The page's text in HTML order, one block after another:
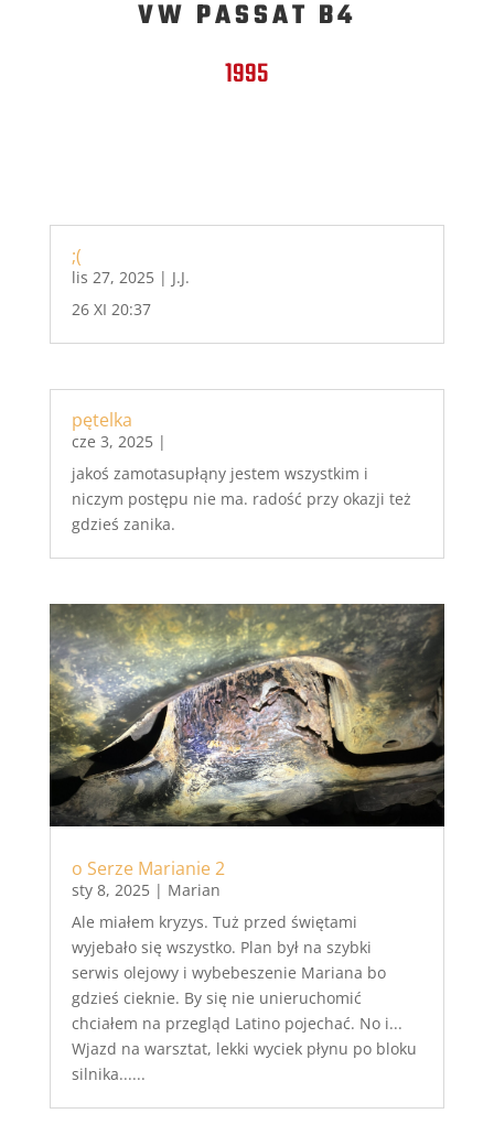
VW PASSAT B4
1995
;(
lis 27, 2025| J.J.
26 XI 20:37
pętelka
cze 3, 2025|
jakoś zamotasupłąny jestem wszystkim i
niczym postępu nie ma. radość przy okazji też
gdzieś zanika.
o Serze Marianie 2
sty 8, 2025| Marian
Ale miałem kryzys. Tuż przed świętami
wyjebało się wszystko. Plan był na szybki
serwis olejowy i wybebeszenie Mariana bo
gdzieś cieknie. By się nie unieruchomić
chciałem na przegląd Latino pojechać. No i...
Wjazd na warsztat, lekki wyciek płynu po bloku
silnika......